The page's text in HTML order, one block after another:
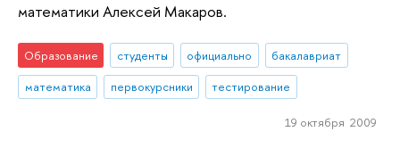
математики Алексей Макаров.
Образование студенты официально
бакалавриат
математика
первокурсники тестирование
19 октября 2009